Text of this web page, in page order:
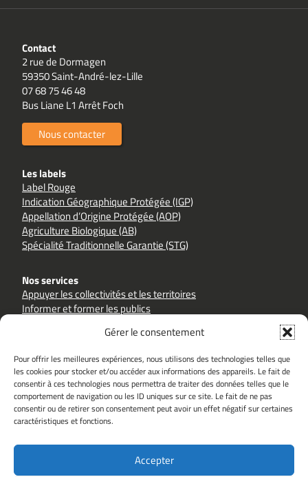
Gérer le consentement
Pour offrir les meilleures expériences, nous utilisons des technologies telles que
les cookies pour stocker et/ou accéder aux informations des appareils. Le fait de
consentir à ces technologies nous permettra de traiter des données telles que le
comportement de navigation ou les ID uniques sur ce site. Le fait de ne pas
consentir ou de retirer son consentement peut avoir un effet négatif sur certaines
caractéristiques et fonctions.
Accepter
Contact
2 rue de Dormagen
59350 Saint-André-lez-Lille
07 68 75 46 48
Bus Liane L1 Arrêt Foch
Nous contacter
Les labels
Label Rouge
Indication Géographique Protégée (IGP)
Appellation d’Origine Protégée (AOP)
Agriculture Biologique (AB)
Spécialité Traditionnelle Garantie (STG)
Nos services
Appuyer les collectivités et les territoires
Informer et former les publics
Sites partenaires
goutezlaqualite.com
inao.gouv.fr
alimentation.gouv.fr
ouacheterlocal.fr
Le Groupement Qualité est soutenu par